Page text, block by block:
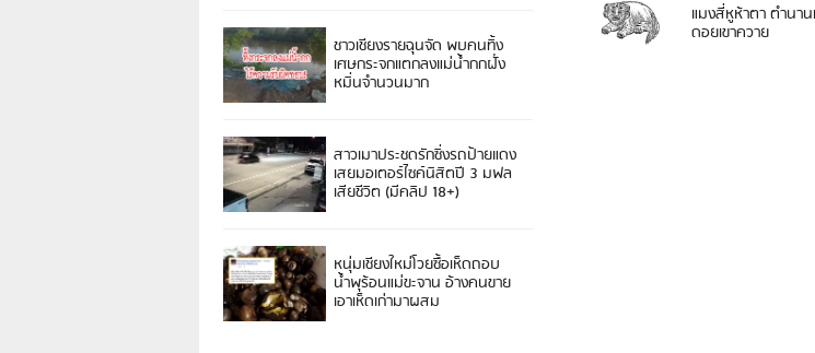
ชาวเชียงรายฉุนจัด พบคนทิ้ง
เศษกระจกแตกลงแม่น้ำกกฝั่ง
หมิ่นจำนวนมาก
สาวเมาประชดรักซิ่งรถป้ายแดง
เสยมอเตอร์ไซค์นิสิตปี 3 มฟล
เสียชีวิต (มีคลิป 18+)
หนุ่มเชียงใหม่โวยซื้อเห็ดถอบ
น้ำพุร้อนแม่ขะจาน อ้างคนขาย
เอาเห็ดเก่ามาผสม
แมงสี่หูห้าตา ตำนาน
ดอยเขาควาย